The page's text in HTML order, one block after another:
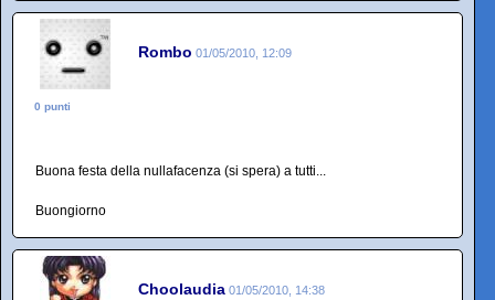
Rombo 01/05/2010, 12:09
0 punti
Buona festa della nullafacenza (si spera) a tutti...
Buongiorno
Choolaudia 01/05/2010, 14:38